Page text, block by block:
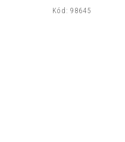
Kód: 98645